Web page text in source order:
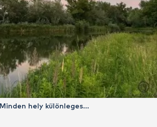
Minden hely különleges…